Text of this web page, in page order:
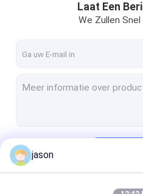
Fabrieksreis
Gevallen
Verzoek om een Citaat
Laat Een
We Zullen
jason